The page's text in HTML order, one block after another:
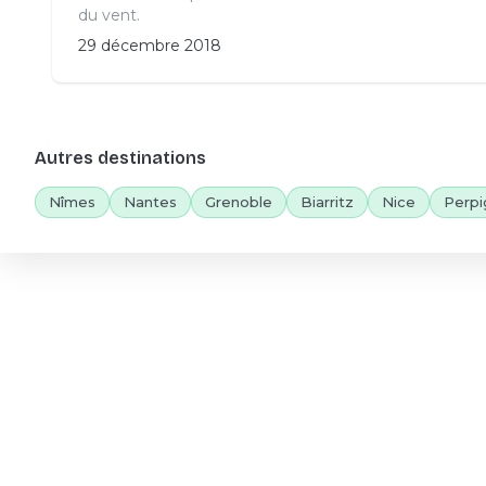
du vent.
29 décembre 2018
Autres destinations
Nîmes Nantes Grenoble Biarritz Nice